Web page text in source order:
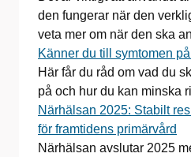
den fungerar när den
veta mer om när den ska
Känner du till symtomen
Här får du råd om vad du
på och hur du kan minska
Närhälsan 2025: Stabilt
för framtidens primärvård
Närhälsan avslutar 2025